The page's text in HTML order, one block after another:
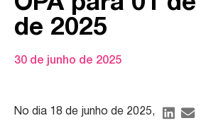
de 2025
30 de junho de 2025
No dia 18 de junho de 2025,